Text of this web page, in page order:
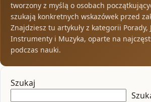
tworzony z myślą o osobach
szukają konkretnych wskazówek przed
Znajdziesz tu artykuły z kategorii Porady,
Instrumenty i Muzyka, oparte na
podczas nauki.
Szukaj